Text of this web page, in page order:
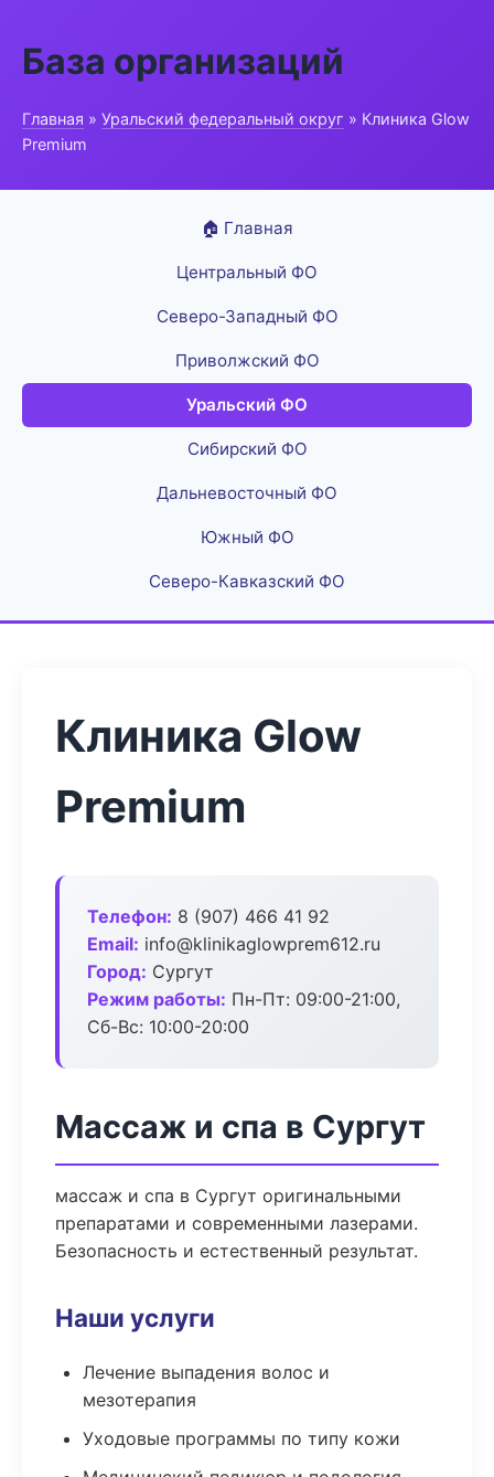
База организаций
Главная » Уральский федеральный округ » Клиника Glow
Premium
🏠 Главная
Центральный ФО
Северо-Западный ФО
Приволжский ФО
Уральский ФО
Сибирский ФО
Дальневосточный ФО
Южный ФО
Северо-Кавказский ФО
Клиника Glow
Premium
Телефон: 8 (907) 466 41 92
Email: info@klinikaglowprem612.ru
Город: Сургут
Режим работы: Пн-Пт: 09:00-21:00,
Сб-Вс: 10:00-20:00
Массаж и спа в Сургут
массаж и спа в Сургут оригинальными
препаратами и современными лазерами.
Безопасность и естественный результат.
Наши услуги
Лечение выпадения волос и
мезотерапия
Уходовые программы по типу кожи